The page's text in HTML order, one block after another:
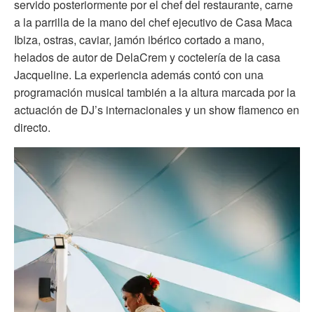
servido posteriormente por el chef del restaurante, carne
a la parrilla de la mano del chef ejecutivo de Casa Maca
Ibiza, ostras, caviar, jamón ibérico cortado a mano,
helados de autor de DelaCrem y coctelería de la casa
Jacqueline. La experiencia además contó con una
programación musical también a la altura marcada por la
actuación de DJ’s internacionales y un show flamenco en
directo.